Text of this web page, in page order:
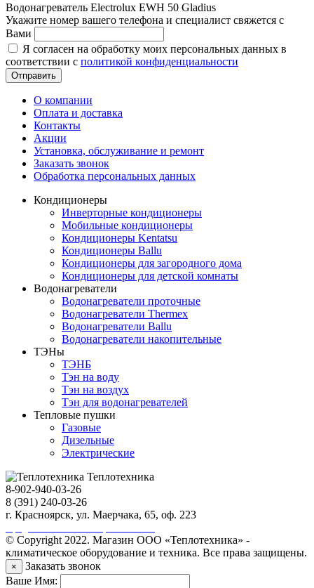
Водонагреватель Electrolux EWH 50 Gladius
Укажите номер вашего телефона и специалист свяжется с
Вами
Я согласен на обработку моих персональных данных в
соответствии с политикой конфиденциальности
Отправить
О компании
Оплата и доставка
Контакты
Акции
Установка, обслуживание и ремонт
Заказать звонок
Обработка персональных данных
Кондиционеры
Инверторные кондиционеры
Мобильные кондиционеры
Кондиционеры Kentatsu
Кондиционеры Ballu
Кондиционеры для загородного дома
Кондиционеры для детской комнаты
Водонагреватели
Водонагреватели проточные
Водонагреватели Thermex
Водонагреватели Ballu
Водонагреватели накопительные
ТЭНы
ТЭНБ
Тэн на воду
Тэн на воздух
Тэн для водонагревателей
Тепловые пушки
Газовые
Дизельные
Электрические
Теплотехника
8-902-940-03-26
8 (391) 240-03-26
г. Красноярск, ул. Маерчака, 65, оф. 223
© Copyright 2022. Магазин ООО «Теплотехника» -
климатическое оборудование и техника. Все права защищены.
×
Заказать звонок
Ваше Имя: